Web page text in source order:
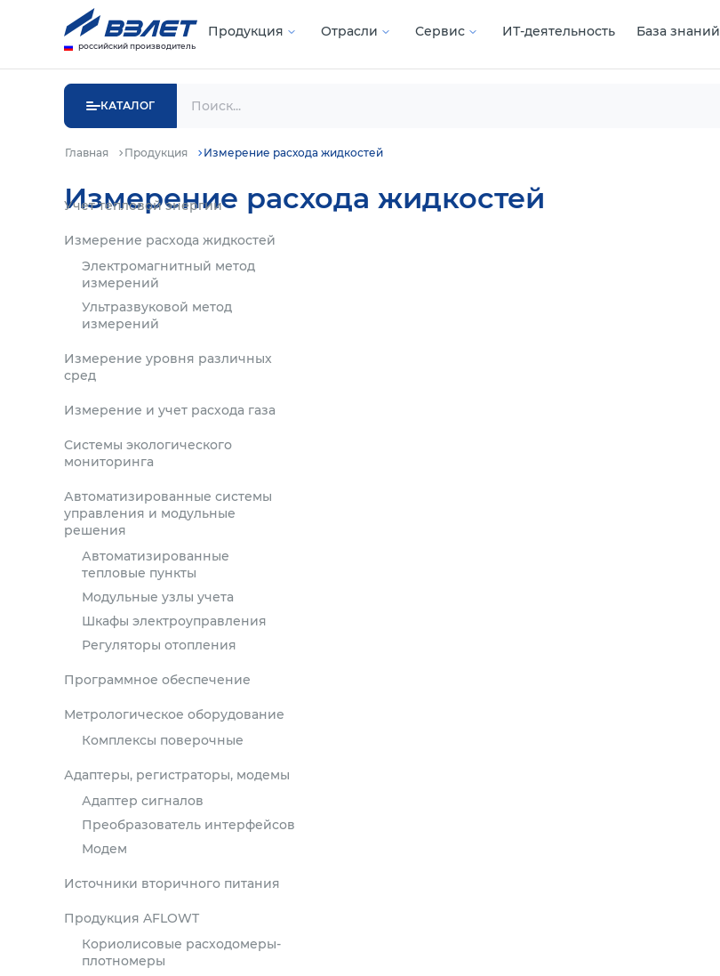
российский производитель
Продукция Отрасли Сервис ИТ-деятельность База знаний
КАТАЛОГ
Главная Продукция Измерение расхода жидкостей
Измерение расхода жидкостей
Учет тепловой энергии
Измерение расхода жидкостей
Электромагнитный метод
измерений
Ультразвуковой метод
измерений
Измерение уровня различных
сред
Измерение и учет расхода газа
Системы экологического
мониторинга
Автоматизированные системы
управления и модульные
решения
Автоматизированные
тепловые пункты
Модульные узлы учета
Шкафы электроуправления
Регуляторы отопления
Программное обеспечение
Метрологическое оборудование
Комплексы поверочные
Адаптеры, регистраторы, модемы
Адаптер сигналов
Преобразователь интерфейсов
Модем
Источники вторичного питания
Продукция AFLOWT
Кориолисовые расходомеры-
плотномеры